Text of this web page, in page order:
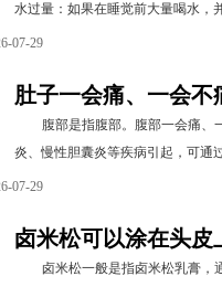
水过量：如果在睡觉前大量喝水，
07-29
肚子一会痛、一会不
腹部是指腹部。腹部一会痛
炎、慢性胆囊炎等疾病引起，可通
07-29
卤米松可以涂在头皮
卤米松一般是指卤米松乳膏，